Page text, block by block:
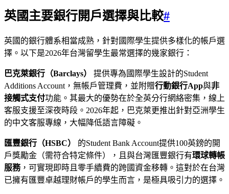
英國主要銀行開戶選擇與比較#
英國的銀行體系相當成熟，針對國際學生提供多樣化的帳戶選
擇。以下是2026年台灣留學生最常選擇的幾家銀行：
巴克萊銀行（Barclays）
提供專為國際學生設計的Student
Additions Account，無帳戶管理費，並附贈行動銀行App與非
接觸式支付功能。其最大的優勢在於全英分行網絡密集，線上
客服支援至深夜時段。2026年起，巴克萊更推出針對亞洲學生
的中文客服專線，大幅降低語言障礙。
匯豐銀行（HSBC）
的Student Bank Account提供100英鎊的開
戶獎勵金（需符合特定條件），且與台灣匯豐銀行有環球轉帳
服務，可實現即時且零手續費的跨國資金移轉。這對於在台灣
已擁有匯豐卓越理財帳戶的學生而言，是極具吸引力的選擇。